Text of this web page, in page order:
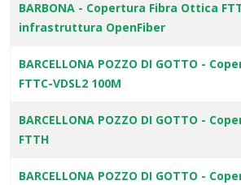
BARBONA - Copertura Fibra Ottica
infrastruttura OpenFiber
BARCELLONA POZZO DI GOTTO -
FTTC-VDSL2 100M
BARCELLONA POZZO DI GOTTO -
FTTH
BARCELLONA POZZO DI GOTTO -